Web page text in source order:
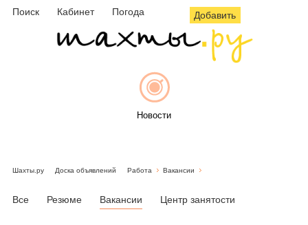
Поиск Кабинет Погода Добавить
Новости
Шахты.ру Доска объявлений Работа Вакансии
Все Резюме Вакансии Центр занятости